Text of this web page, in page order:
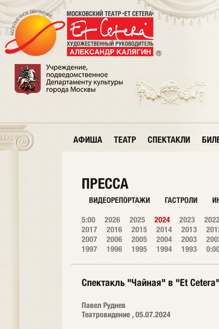
АФИША ТЕАТР СПЕКТАКЛИ
ПРЕССА
ВИДЕОРЕПОРТАЖИ ГАСТРОЛИ
5:00 2026 2025 2024 2023
2017
2016 2015 2014 2013
2007
2006 2005 2004 2003
1997
1996 1995 1994 1993
Спектакль "Чайная" в "Et
Павел Руднев
Театровидение , 05.07.2024